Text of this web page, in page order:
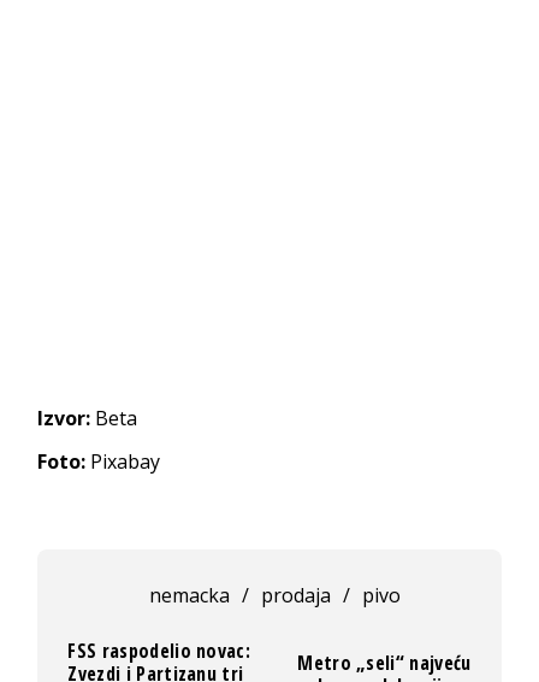
Izvor: Beta
Foto: Pixabay
nemacka / prodaja / pivo
FSS raspodelio novac:
Zvezdi i Partizanu tri
Metro „seli“ najveću